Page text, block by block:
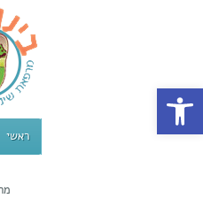
פתח סרגל נגישות
ראשי